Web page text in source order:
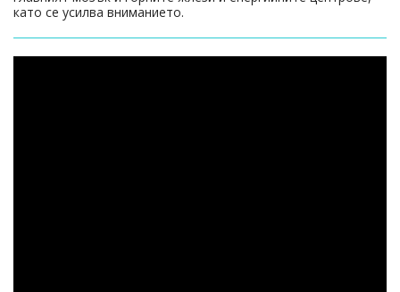
като се усилва вниманието.